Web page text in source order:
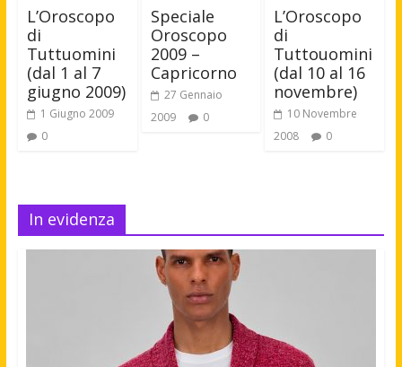
L’Oroscopo
di
Tuttuomini
(dal 1 al 7
giugno 2009)
1 Giugno 2009
0
Speciale
Oroscopo
2009 –
Capricorno
27 Gennaio
2009
0
L’Oroscopo
di
Tuttouomini
(dal 10 al 16
novembre)
10 Novembre
2008
0
In evidenza